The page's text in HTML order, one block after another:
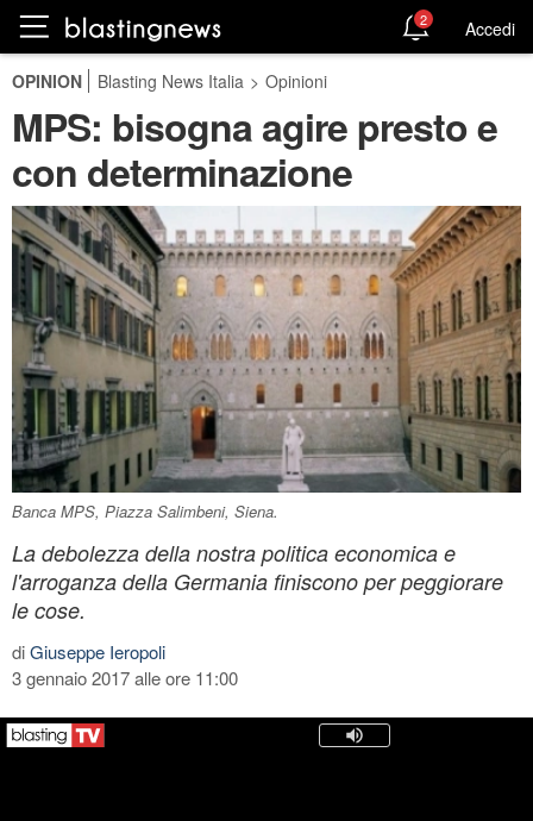
2 Accedi
OPINION Blasting News Italia > Opinioni
MPS: bisogna agire presto e
con determinazione
Banca MPS, Piazza Salimbeni, Siena.
La debolezza della nostra politica economica e
l'arroganza della Germania finiscono per peggiorare
le cose.
diGiuseppe Ieropoli
3 gennaio 2017 alle ore 11:00